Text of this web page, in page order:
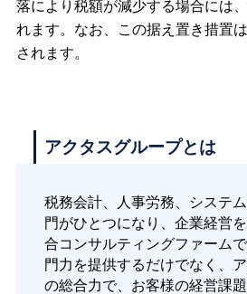
落により税額が減少する場合には
れます。なお、この据え置き措置は
されます。
アクタスグループとは
税務会計、人事労務、システ
門がひとつになり、企業経営
合コンサルティングファーム
門力を提供するだけでなく、
の総合力で、お客様の経営課